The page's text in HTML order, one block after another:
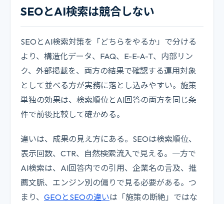
SEOとAI検索は競合しない
SEOとAI検索対策を「どちらをやるか」で分ける
より、構造化データ、FAQ、E-E-A-T、内部リン
ク、外部掲載を、両方の結果で確認する運用対象
として並べる方が実務に落とし込みやすい。施策
単独の効果は、検索順位とAI回答の両方を同じ条
件で前後比較して確かめる。
違いは、成果の見え方にある。SEOは検索順位、
表示回数、CTR、自然検索流入で見える。一方で
AI検索は、AI回答内での引用、企業名の言及、推
薦文脈、エンジン別の偏りで見る必要がある。つ
まり、 GEOとSEOの違いは「施策の断絶」ではな